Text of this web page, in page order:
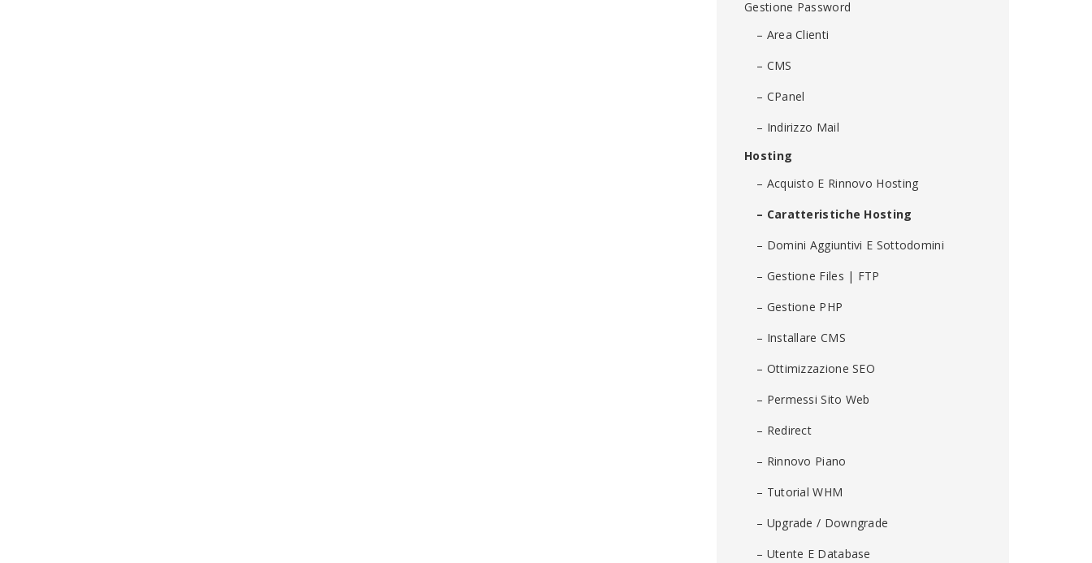
Gestione Password
– Area Clienti
– CMS
– CPanel
– Indirizzo Mail
Hosting
– Acquisto E Rinnovo Hosting
– Caratteristiche Hosting
– Domini Aggiuntivi E Sottodomini
– Gestione Files | FTP
– Gestione PHP
– Installare CMS
– Ottimizzazione SEO
– Permessi Sito Web
– Redirect
– Rinnovo Piano
– Tutorial WHM
– Upgrade / Downgrade
– Utente E Database